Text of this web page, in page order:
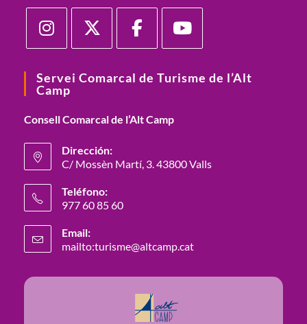
Servei Comarcal de Turisme de l’Alt
Camp
Consell Comarcal de l’Alt Camp
Dirección:
C/ Mossèn Martí, 3. 43800 Valls
Teléfono:
977 60 85 60
Email:
mailto:turisme@altcamp.cat